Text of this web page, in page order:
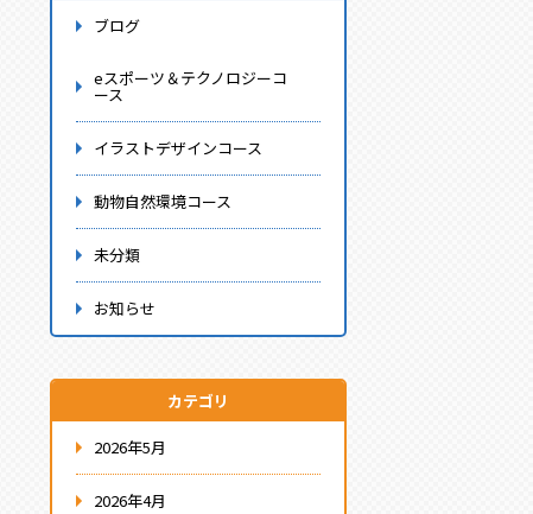
ブログ
eスポーツ＆テクノロジーコ
ース
イラストデザインコース
動物自然環境コース
未分類
お知らせ
カテゴリ
2026年5月
2026年4月